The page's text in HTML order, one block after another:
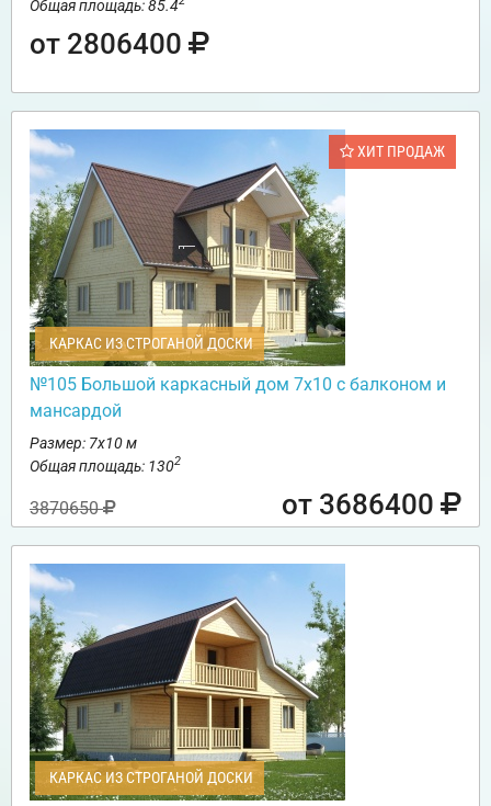
Общая площадь: 85.4
от 2806400
ХИТ ПРОДАЖ
КАРКАС ИЗ СТРОГАНОЙ ДОСКИ
№105 Большой каркасный дом 7х10 с балконом и
мансардой
Размер: 7х10 м
Общая площадь: 1302
3870650 от 3686400
КАРКАС ИЗ СТРОГАНОЙ ДОСКИ